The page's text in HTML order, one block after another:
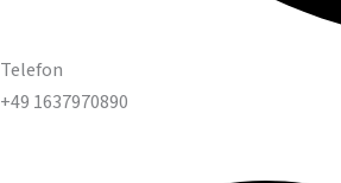
Telefon
+49 1637970890